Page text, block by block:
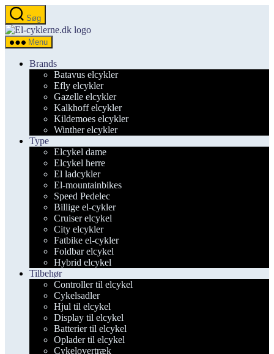
Spring
til
indholdet
Søg
el-
Menu
Brands
Batavus elcykler
Efly elcykler
Gazelle elcykler
Kalkhoff elcykler
Kildemoes elcykler
Winther elcykler
Type
Elcykel dame
Elcykel herre
El ladcykler
El-mountainbikes
Speed Pedelec
Billige el-cykler
Cruiser elcykel
City elcykler
Fatbike el-cykler
Foldbar elcykel
Hybrid elcykel
Tilbehør
Controller til elcykel
Cykelsadler
Hjul til elcykel
Display til elcykel
Batterier til elcykel
Oplader til elcykel
Cykelovertræk